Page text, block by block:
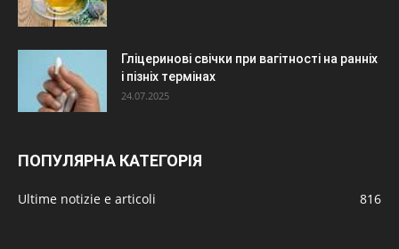
Гліцеринові свічки при вагітності на ранніх
і пізніх термінах
24.07.2025
ПОПУЛЯРНА КАТЕГОРІЯ
Ultime notizie e articoli 816